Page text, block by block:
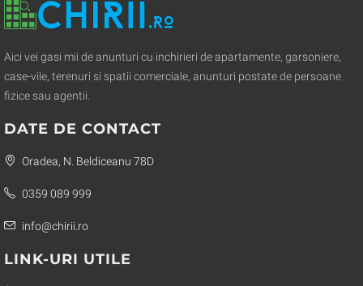
Aici vei gasi mii de anunturi cu inchirieri de apartamente, garsoniere,
case-vile, terenuri si spatii comerciale, anunturi postate de persoane
fizice sau agentii.
DATE DE CONTACT
Oradea, N. Beldiceanu 78D
0359 089 999
info@chirii.ro
LINK-URI UTILE